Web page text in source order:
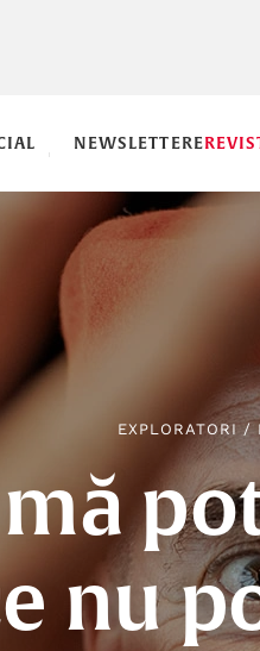
NEWSLETTERE
EXPLORATORI/
nu